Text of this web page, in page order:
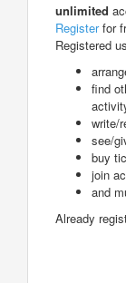
unlimited
Registerfor
Registered
find
write/
see/
buy
join
and
Already